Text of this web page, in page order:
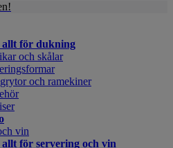
allt för dukning
och skålar
och ramekiner
vin
allt för servering och vin